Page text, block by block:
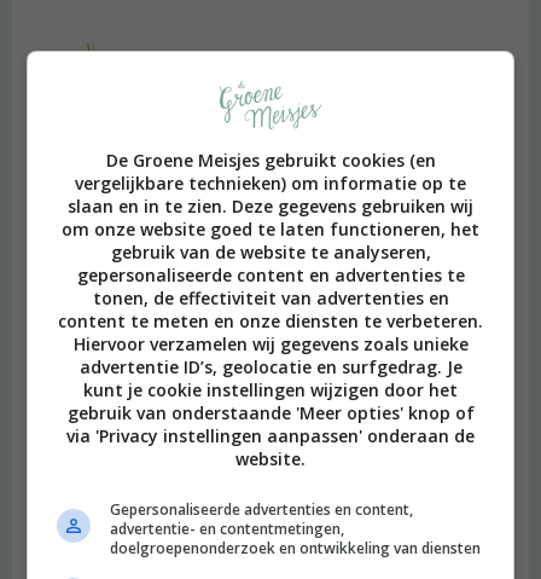
Afvallen moet je toch echt doen door je levensstijl te
veranderen. Van sporten val je niet zozeer af, je krijgt er alleen
een mooier gevormd lichaam van (bij krachttraining althans).
Ik hoop dat de endoBarrier je helpt, succes!
Ik ben zelf bijna 10kg (onbedoeld) afgevallen doordat ik
gestopt ben met granan eten. Granen slurpen energie uit mn
lichaam. Nu heb ik een ondergewicht maar zit ik veel beter in
mn vel. Doordat ik altijd op verkeerde koolhydraten heb
geleefd, heb ik te weinig enzymen om vet en eiwit om te
zetten, waardoor ik dus nu niet meer aankom. Op dit
moment eet ik twee weken geen koolhydraten, slik ik
speciale enzymen, hopelijk kom ik zo weer wat aan (in
spiermassa dan).
Beantwoorden
De Groene Meisjes gebruikt cookies (en
vergelijkbare technieken) om informatie op te
slaan en in te zien. Deze gegevens gebruiken wij
om onze website goed te laten functioneren, het
gebruik van de website te analyseren,
gepersonaliseerde content en advertenties te
tonen, de effectiviteit van advertenties en
content te meten en onze diensten te verbeteren.
Hiervoor verzamelen wij gegevens zoals unieke
advertentie ID’s, geolocatie en surfgedrag. Je
kunt je cookie instellingen wijzigen door het
gebruik van onderstaande 'Meer opties' knop of
via 'Privacy instellingen aanpassen' onderaan de
website.
Gepersonaliseerde advertenties en content,
advertentie- en contentmetingen,
doelgroepenonderzoek en ontwikkeling van diensten